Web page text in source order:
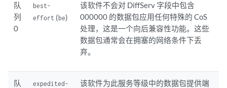
队
列
0
best-
effort (be)
该软件不会对 DiffServ 字段中包含
000000 的数据包应用任何特殊的 CoS
处理，这是一个向后兼容性功能。这些
数据包通常会在拥塞的网络条件下丢
弃。
队
expedited-
该软件为此服务等级中的数据包提供端